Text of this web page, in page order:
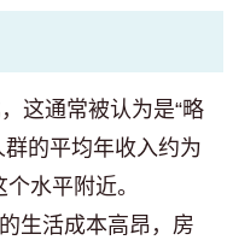
这通常被认为是“略
的平均年收入约为
水平附近。
生活成本高昂，房